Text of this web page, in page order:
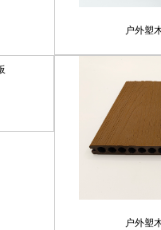
户外塑
户外塑